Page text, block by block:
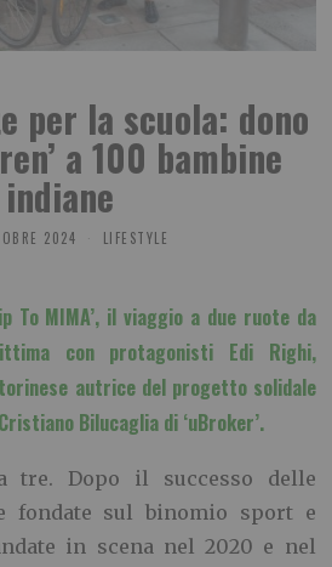
per la scuola: dono
a 100 bambine
indiane
2024 LIFESTYLE
To MIMA’, il viaggio a due ruote da
con protagonisti Edi Righi,
autrice del progetto solidale
Bilucaglia di ‘uBroker’.
tre. Dopo il successo delle
fondate sul binomio sport e
in scena nel 2020 e nel